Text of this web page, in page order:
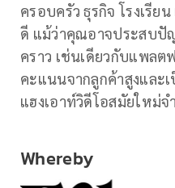
ครอบครัว ธุรกิจ โรงเรี
ดี แม้ว่าคุณอาจประสบปั
คราว เช่นเดียวกับแพลต
คะแนนจากลูกค้าสูงและ
แฮงเอาท์วิดีโอสมัยใหม่จ
Whereby